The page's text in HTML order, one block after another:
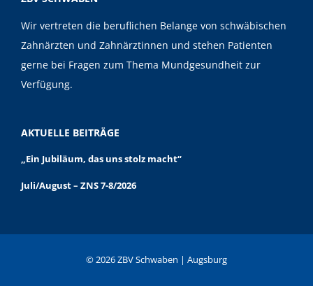
Wir vertreten die beruflichen Belange von schwäbischen
Zahnärzten und Zahnärztinnen und stehen Patienten
gerne bei Fragen zum Thema Mundgesundheit zur
Verfügung.
AKTUELLE BEITRÄGE
„Ein Jubiläum, das uns stolz macht“
Juli/August – ZNS 7-8/2026
© 2026 ZBV Schwaben | Augsburg